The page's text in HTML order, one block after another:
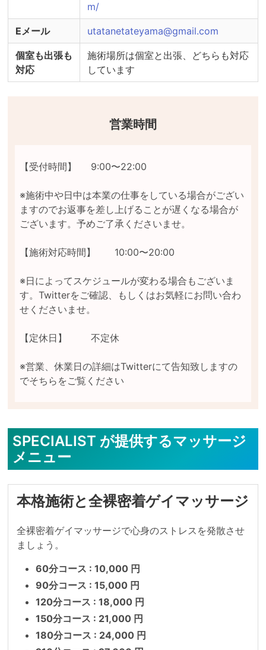
m/
Eメール utatanetateyama@gmail.com
個室も出張も
対応
施術場所は個室と出張、どちらも対応
しています
営業時間
【受付時間】	9:00〜22:00
※施術中や日中は本業の仕事をしている場合がござい
ますのでお返事を差し上げることが遅くなる場合が
ございます。予めご了承くださいませ。
【施術対応時間】	10:00〜20:00
※日によってスケジュールが変わる場合もございま
す。Twitterをご確認、もしくはお気軽にお問い合わ
せくださいませ。
【定休日】	不定休
※営業、休業日の詳細はTwitterにて告知致しますの
SPECIALIST が提供するマッサージ
メニュー
本格施術と全裸密着ゲイマッサージ
全裸密着ゲイマッサージで心身のストレスを発散させ
ましょう。
60分コース : 10,000 円
90分コース : 15,000 円
120分コース : 18,000 円
150分コース : 21,000 円
180分コース : 24,000 円